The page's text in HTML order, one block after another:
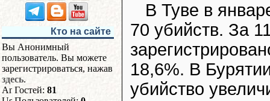
Кто на сайте
Вы Анонимный
пользователь. Вы можете
зарегистрироваться, нажав
здесь.
Гостей: 81
В Туве в
70 убийств. За
18,6%. В
убийство